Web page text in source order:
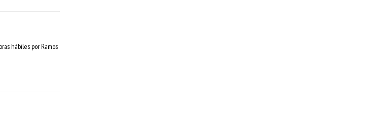
hábiles por Ramos